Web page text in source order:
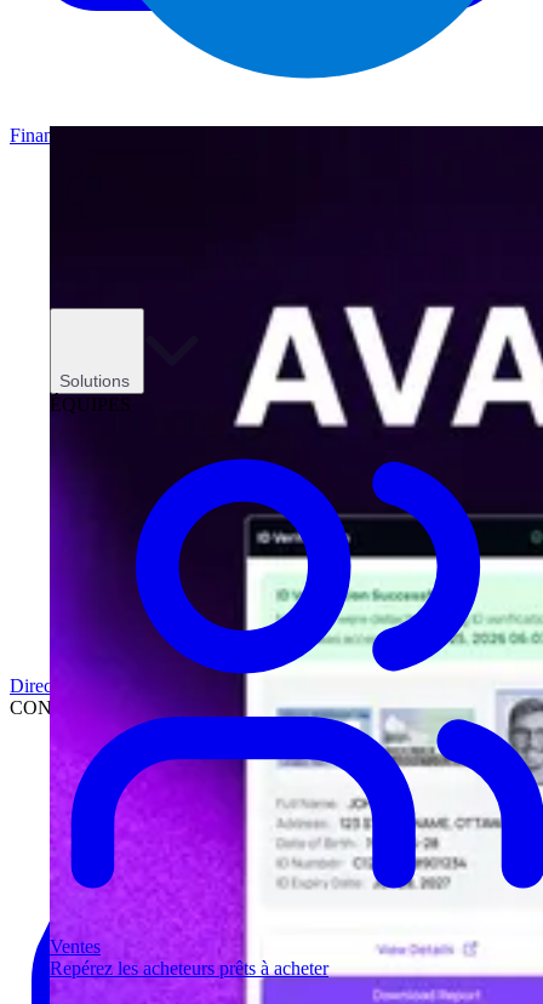
Solutions
ÉQUIPES
Ventes
Repérez les acheteurs prêts à acheter
Finance
Direction
CONCESSIONNAIRES